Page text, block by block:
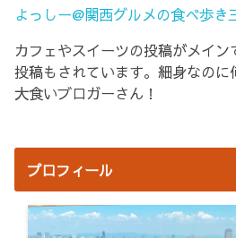
よっしー@関西グルメの食べ歩き
カフェやスイーツの投稿がメイ
投稿もされています。細身なのに
大食いブロガーさん！
プロフィール